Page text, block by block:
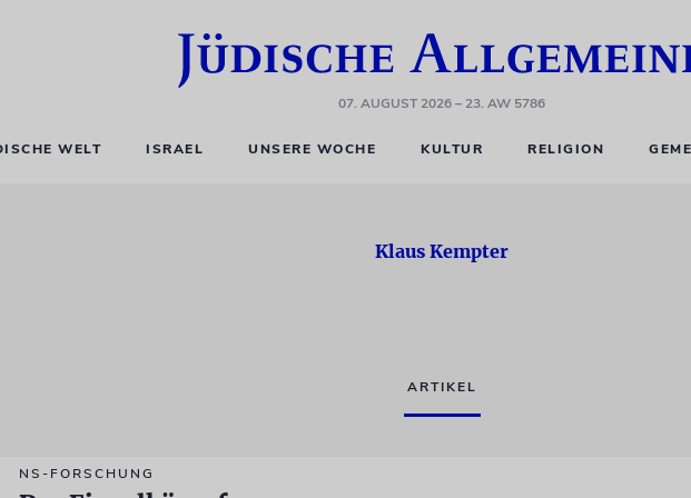
07. AUGUST 2026– 23. AW 5786
WELT ISRAEL UNSERE WOCHE KULTUR RELIGION
Klaus Kempter
ARTIKEL
NS-FORSCHUNG